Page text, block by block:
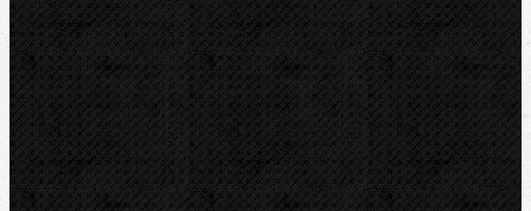
Lokalizace a trasování
Značky
RIDGID